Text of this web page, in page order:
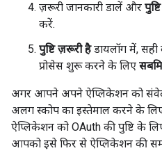
ज़रूरी जानकारी डालें और
करें.
पुष्टि ज़रूरी हैडायलॉग में, सही
प्रोसेस शुरू करने के लिए
अगर आपने अपने ऐप्लिकेशन को
अलग स्कोप का इस्तेमाल करने के
ऐप्लिकेशन को OAuth की पुष्टि के
आपको इसे फिर से ऐप्लिकेशन की